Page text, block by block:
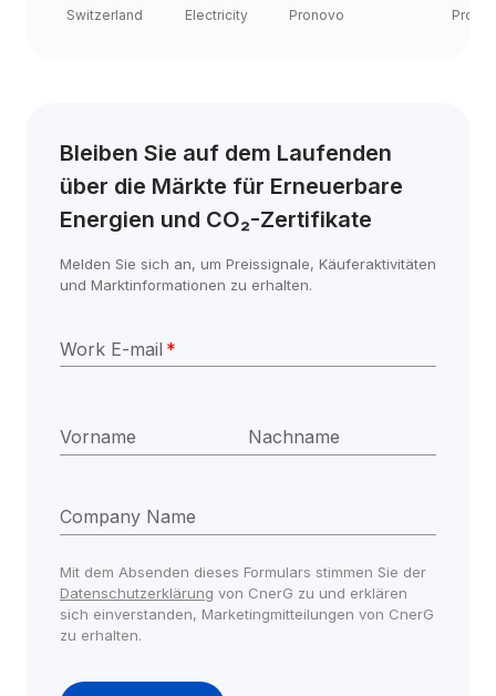
Switzerland Electricity Pronovo
Bleiben Sie auf dem Laufenden
über die Märkte für Erneuerbare
Energien und CO₂-Zertifikate
Melden Sie sich an, um Preissignale, Käuferaktivitäten
und Marktinformationen zu erhalten.
Work E-mail *
Vorname Nachname
Company Name
Datenschutzerklärung von CnerG zu und erklären
sich einverstanden, Marketingmitteilungen von CnerG
zu erhalten.